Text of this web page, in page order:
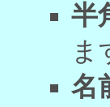
半
ま
名